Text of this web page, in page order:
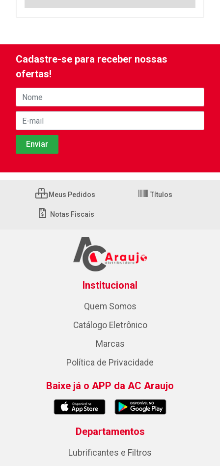
Cadastre-se para receber nossas
ofertas!
Meus Pedidos Títulos
Notas Fiscais
Institucional
Quem Somos
Catálogo Eletrônico
Marcas
Política de Privacidade
Baixe já o APP da AC Araujo
Departamentos
Lubrificantes e Filtros